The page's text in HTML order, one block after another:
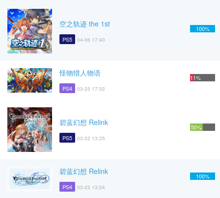
空之轨迹 the 1st
PS5 04-06 17:40
100%
怪物猎人物语
PS4 03-25 17:02
11%
碧蓝幻想 Relink
PS5 03-22 13:25
50%
碧蓝幻想 Relink
PS4 03-22 13:24
100%